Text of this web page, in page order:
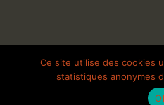
Copyright 2026 Le Bal Blomet | Tous
Galerie
Ce site utilise des cookies
statistiques anonymes